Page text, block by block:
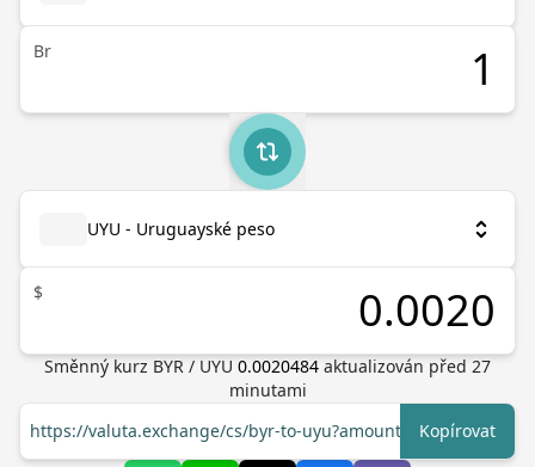
Br
UYU - Uruguayské peso
$
Směnný kurz BYR / UYU 0.0020484 aktualizován před 27
minutami
https://valuta.exchange/cs/byr-to-uyu?amount=1 Kopírovat